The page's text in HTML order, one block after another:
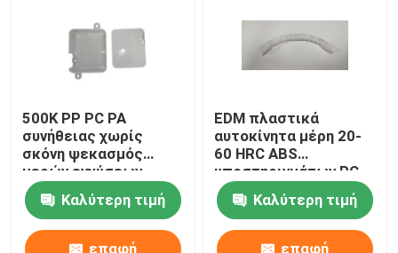
500K PP PC PA
συνήθειας χωρίς
σκόνη ψεκασμός
μερών εγχύσεων
φορμαρισμένος
πλαστικόΚαλύτερη τιμή
επαφή
EDM πλαστικά
αυτοκίνητα μέρη 20-
60 HRC ABS
υποστηριγμάτων PC
επικεφαλής
Καλύτερη τιμή
επαφή